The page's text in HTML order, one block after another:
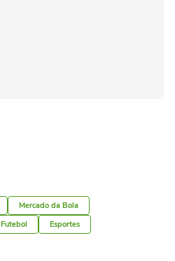
Mercado da Bola
Futebol Esportes